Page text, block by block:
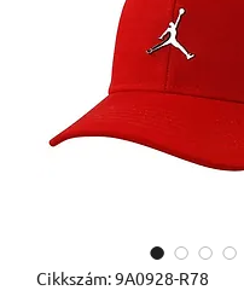
Cikkszám: 9A0928-R78